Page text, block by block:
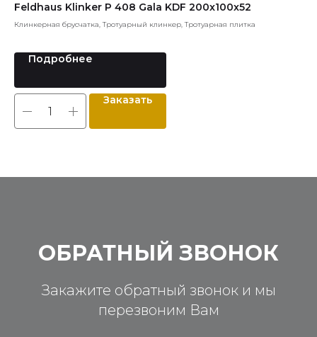
Feldhaus Klinker P 408 Gala KDF 200x100x52
Клинкерная брусчатка, Тротуарный клинкер, Тротуарная плитка
Подробнее
Заказать
ОБРАТНЫЙ ЗВОНОК
Закажите обратный звонок и мы
перезвоним Вам